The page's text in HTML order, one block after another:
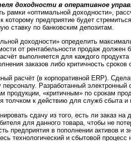
доходности в оперативное
рамки «оптимальной доходности»,
которому предприятие будет
ставку по банковским депозитам.
доходности» определить
от рентабельности продаж должен
выполняется для каждого
заказов либо критичность
расчёт (в корпоративной ERP).
Разработанный электронный
продукции, «критичным» по срокам
толчком к действию для служб сбыта и
сдачу из того, есть ли заказ на
для данного товара, чтобы не
предприятия в пополнении активов и
технологический и сбытовой